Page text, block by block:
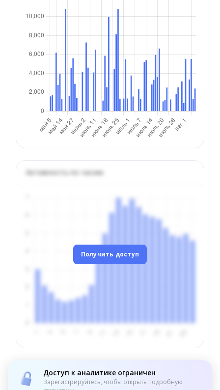
Активность по часам
Получить доступ
Доступ к аналитике ограничен
Зарегистрируйтесь, чтобы открыть подробную